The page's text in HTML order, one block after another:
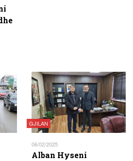
GJILAN
06/02/2025
Alban Hyseni